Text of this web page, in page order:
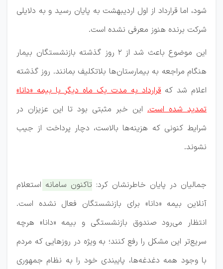
شود، اما قرارداد از اول اردیبهشت به پایان رسید و به دلایلی
شرکت برنده هنوز معرفی نشده است.
این موضوع باعث شد از ٢ روز گذشته بازنشستگان بیمار
هنگام مراجعه به بیمارستان‌ها بلاتکلیف بمانند. روز گذشته
اعلام شد کهقرارداد به مدت یک ماه دیگر با بیمه «دانا»
تمدید شده است. این خبر مثبتی بود تا این عزیزان در
شرایط کنونی که هزینه‌ها بالاست، دچار پرداخت از جیب
نشوند.
جمالیان در پایان خاطرنشان کرد: تاکنون سامانه استعلام
آنلاین بیمه «دانا» برای بازنشستگان فعال نشده است.
انتظار می‌رود صندوق بازنشستگی و بیمه «دانا» هرچه
سریع‌تر این مشکل را رفع کنند؛ به ویژه در روزهایی که مردم
با وجود همه دغدغه‌ها، پایبندی خود را به نظام جمهوری